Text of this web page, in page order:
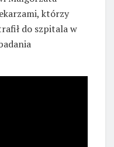
którzy
do szpitala w